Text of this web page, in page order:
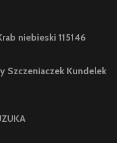
niebieski 115146
Szczeniaczek Kundelek